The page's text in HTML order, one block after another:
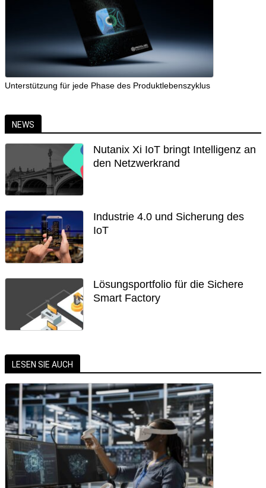
Unterstützung für jede Phase des Produktlebenszyklus
NEWS
Nutanix Xi IoT bringt Intelligenz an
den Netzwerkrand
Industrie 4.0 und Sicherung des
IoT
Lösungsportfolio für die Sichere
Smart Factory
LESEN SIE AUCH